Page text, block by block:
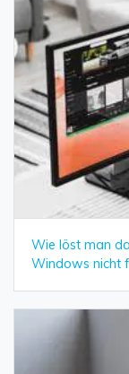
Wie löst man
Windows nicht